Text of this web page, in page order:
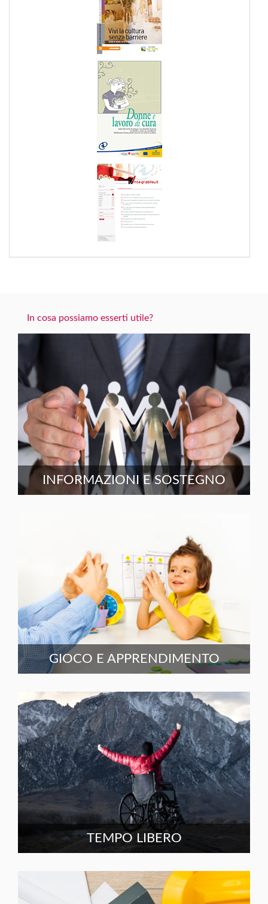
In cosa possiamo esserti utile?
INFORMAZIONI E SOSTEGNO
GIOCO E APPRENDIMENTO
TEMPO LIBERO